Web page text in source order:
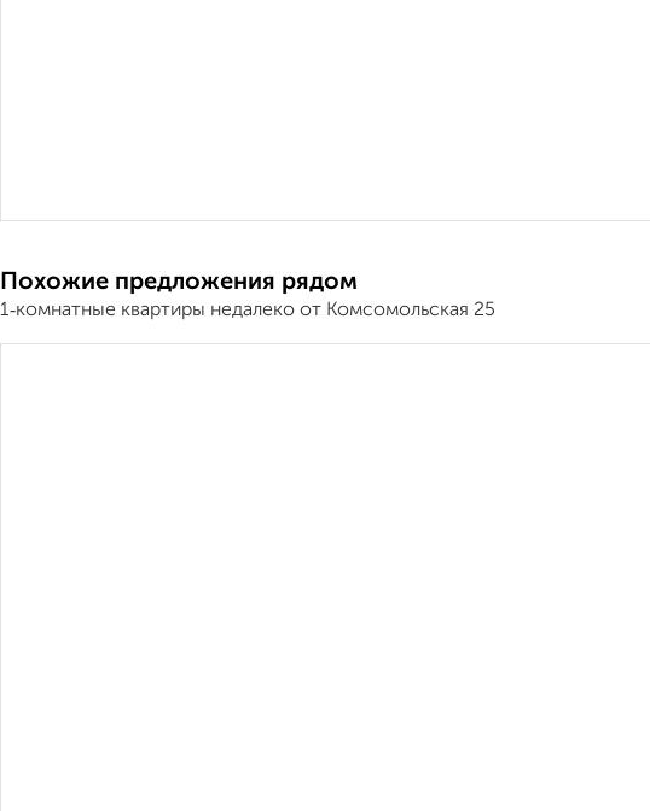
Похожие предложения рядом
1‑комнатные квартиры недалеко от Комсомольская 25